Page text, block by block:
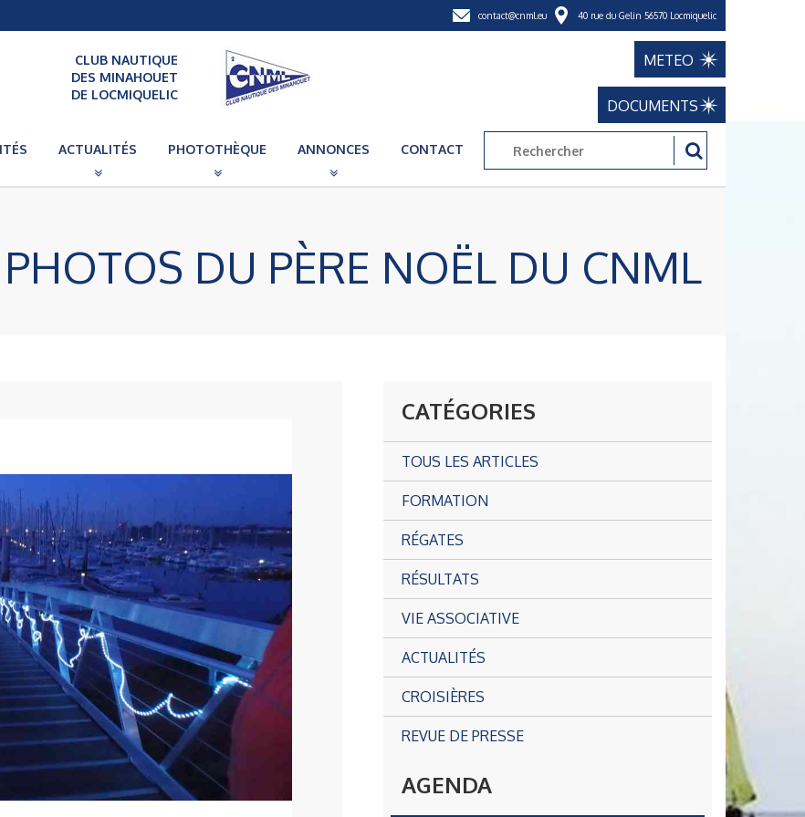
40 rue du Gelin 56570 Locmiquelic
contact@cnml.eu
CLUB NAUTIQUE
DES MINAHOUET
DE LOCMIQUELIC
METEO
DOCUMENTS
ACTUALITÉS PHOTOTHÈQUE ANNONCES CONTACT
PHOTOS DU PÈRE NOËL DU CNML
CATÉGORIES
TOUS LES ARTICLES
FORMATION
RÉGATES
RÉSULTATS
VIE ASSOCIATIVE
ACTUALITÉS
CROISIÈRES
REVUE DE PRESSE
AGENDA